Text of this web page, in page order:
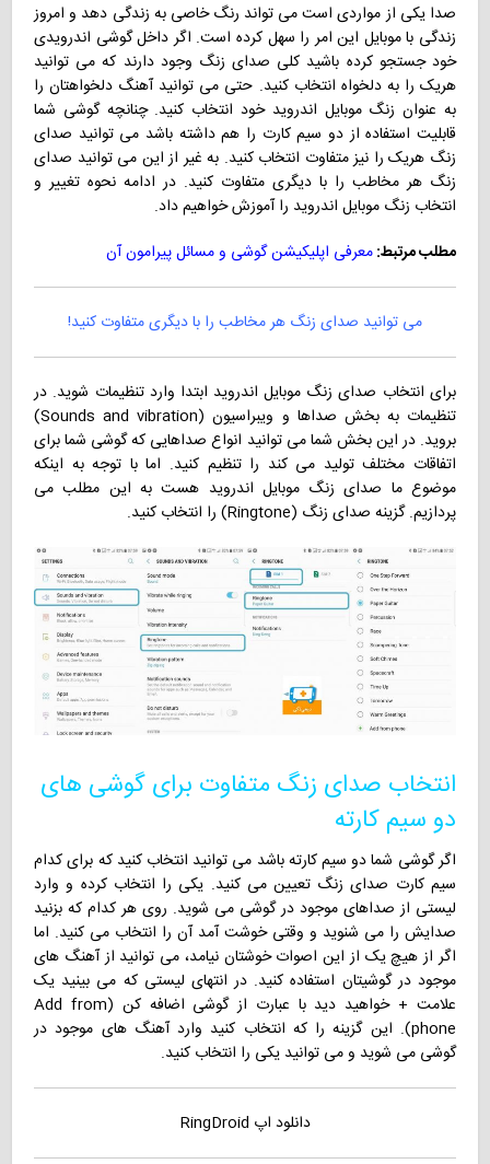
صدا یکی از مواردی است می تواند رنگ خاصی به زندگی دهد و امروز
زندگی با موبایل این امر را سهل کرده است. اگر داخل گوشی اندرویدی
خود جستجو کرده باشید کلی صدای زنگ وجود دارند که می توانید
هریک را به دلخواه انتخاب کنید. حتی می توانید آهنگ دلخواهتان را
به عنوان زنگ موبایل اندروید خود انتخاب کنید. چنانچه گوشی شما
قابلیت استفاده از دو سیم کارت را هم داشته باشد می توانید صدای
زنگ هریک را نیز متفاوت انتخاب کنید. به غیر از این می توانید صدای
زنگ هر مخاطب را با دیگری متفاوت کنید. در ادامه نحوه تغییر و
انتخاب زنگ موبایل اندروید را آموزش خواهیم داد.
مطلب مرتبط:معرفی اپلیکیشن گوشی و مسائل پیرامون آن
می توانید صدای زنگ هر مخاطب را با دیگری متفاوت کنید!
برای انتخاب صدای زنگ موبایل اندروید ابتدا وارد تنظیمات شوید. در
تنظیمات به بخش صداها و ویبراسیون (Sounds and vibration)
بروید. در این بخش شما می توانید انواع صداهایی که گوشی شما برای
اتفاقات مختلف تولید می کند را تنظیم کنید. اما با توجه به اینکه
موضوع ما صدای زنگ موبایل اندروید هست به این مطلب می
پردازیم. گزینه صدای زنگ (Ringtone) را انتخاب کنید.
انتخاب صدای زنگ متفاوت برای گوشی های
دو سیم کارته
اگر گوشی شما دو سیم کارته باشد می توانید انتخاب کنید که برای کدام
سیم کارت صدای زنگ تعیین می کنید. یکی را انتخاب کرده و وارد
لیستی از صداهای موجود در گوشی می شوید. روی هر کدام که بزنید
صدایش را می شنوید و وقتی خوشت آمد آن را انتخاب می کنید. اما
اگر از هیچ یک از این اصوات خوشتان نیامد، می توانید از آهنگ های
موجود در گوشیتان استفاده کنید. در انتهای لیستی که می بینید یک
علامت + خواهید دید با عبارت از گوشی اضافه کن (Add from
phone). این گزینه را که انتخاب کنید وارد آهنگ های موجود در
گوشی می شوید و می توانید یکی را انتخاب کنید.
دانلود اپ RingDroid